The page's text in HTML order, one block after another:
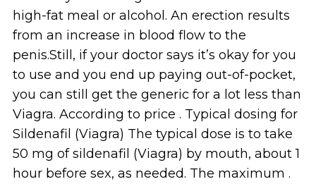
high-fat meal or alcohol. An erection results
from an increase in blood flow to the
penis.Still, if your doctor says it’s okay for you
to use and you end up paying out-of-pocket,
you can still get the generic for a lot less than
Viagra. According to price . Typical dosing for
Sildenafil (Viagra) The typical dose is to take
50 mg of sildenafil (Viagra) by mouth, about 1
hour before sex, as needed. The maximum .